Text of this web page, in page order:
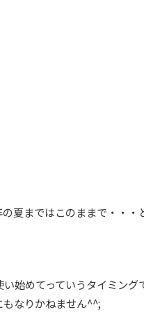
夏まではこのままで・・・
始めてっていうタイミング
なりかねません^^;